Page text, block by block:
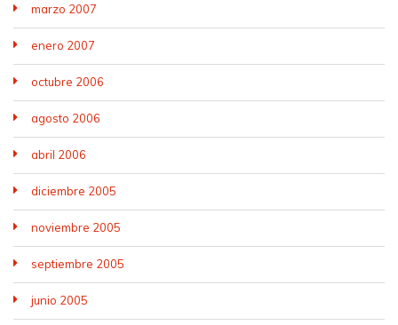
marzo 2007
enero 2007
octubre 2006
agosto 2006
abril 2006
diciembre 2005
noviembre 2005
septiembre 2005
junio 2005